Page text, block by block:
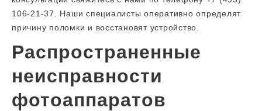
106-21-37. Наши специалисты оперативно определят
причину поломки и восстановят устройство.
Распространенные
неисправности
фотоаппаратов